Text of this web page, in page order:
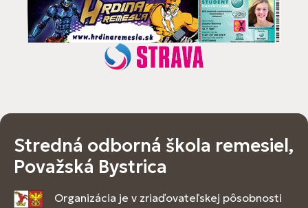
Stredná odborná škola remesiel,
Považská Bystrica
Organizácia je v zriaďovateľskej pôsobnosti